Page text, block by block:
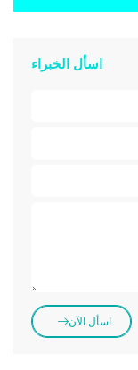
اسأل الخبراء
اسأل الآن